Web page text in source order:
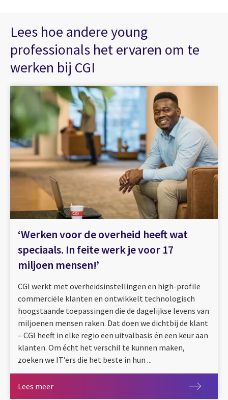
Lees hoe andere young
professionals het ervaren om te
werken bij CGI
‘Werken voor de overheid heeft wat
speciaals. In feite werk je voor 17
miljoen mensen!’
CGI werkt met overheidsinstellingen en high-profile
commerciële klanten en ontwikkelt technologisch
hoogstaande toepassingen die de dagelijkse levens van
miljoenen mensen raken. Dat doen we dichtbij de klant
– CGI heeft in elke regio een uitvalbasis én een keur aan
klanten. Om écht het verschil te kunnen maken,
zoeken we IT’ers die het beste in hun ...
Lees meerLees meer